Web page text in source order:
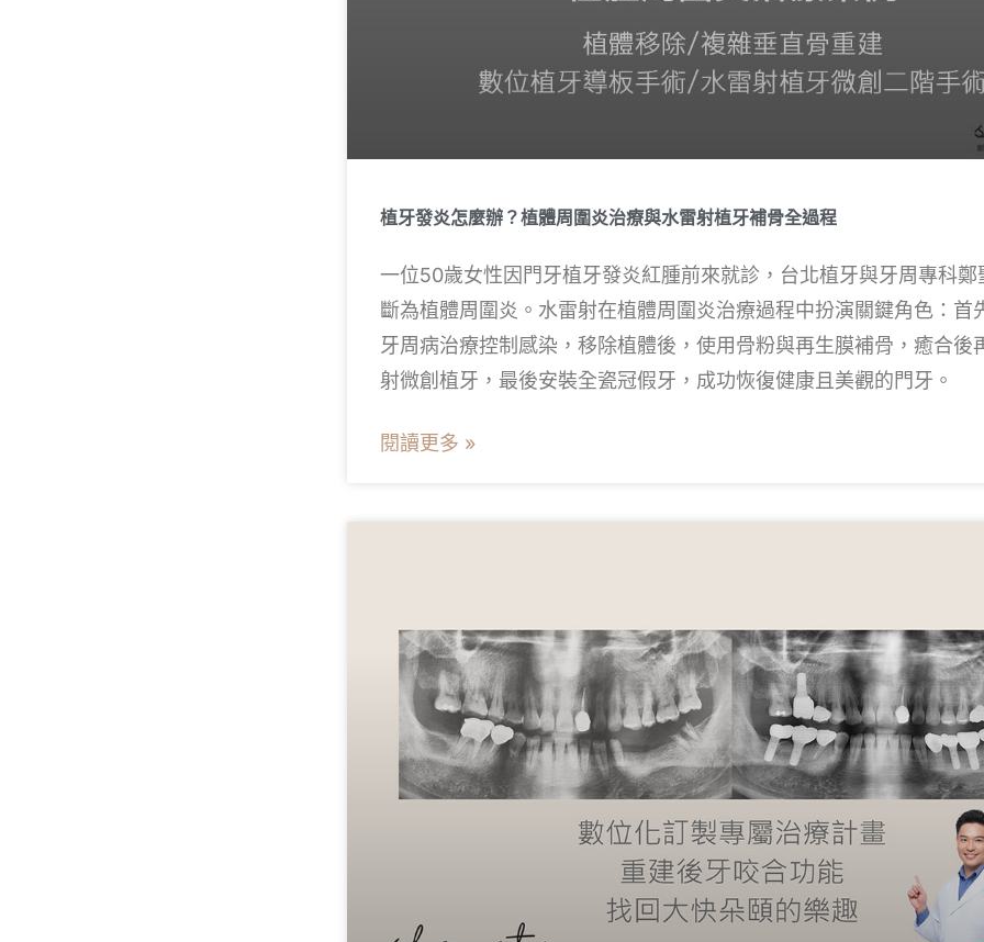
植牙發炎怎麼辦？植體周圍炎治療與水雷射植牙補骨全過程
一位50歲女性因門牙植牙發炎紅腫前來就診，台北植牙與牙周專科鄭
斷為植體周圍炎。水雷射在植體周圍炎治療過程中扮演關鍵角色：首
牙周病治療控制感染，移除植體後，使用骨粉與再生膜補骨，癒合後
射微創植牙，最後安裝全瓷冠假牙，成功恢復健康且美觀的門牙。
閱讀更多 »